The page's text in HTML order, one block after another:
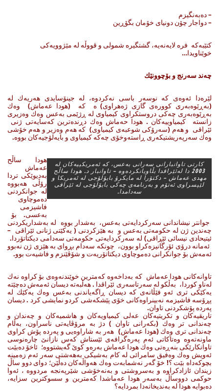
– ده‌به‌نگیزم
– دواجار چۆن دونیای خۆمان بگۆڕین
كتێبه‌كه‌ فره‌ لایه‌نه‌یه‌، گشتگیره‌ شمولی و قووڵه‌ له‌ مێژوویه‌كی
خوێناویدا…
چه‌ند سه‌رنج و بۆچوونێك
لێره‌دا ئه‌وه‌ی كه‌ نوسه‌ر باسی نه‌كردوه‌، له‌ جینۆسایدی هه‌ریه‌ك له‌
(به‌ڕێوه‌به‌ری كووره‌ی گازی ژه‌هراوی) ه كه‌ (هودا عه‌ماش) وه‌ك
به‌ڕێوه‌به‌ری چه‌كی دروستكراوی كیمیاوی له‌ ڕژێمی به‌عس وه‌ك وه‌زیری
زانسته‌ كیمیاوییه‌كان . هودا حه‌ماش وه‌ك دڕنده‌ترین كه‌سایه‌تی ژنی
ئێراقی و هه‌م (سه‌رۆكی شوعبه‌ی كیمیاوی) كه‌ هه‌م وه‌زیر و هه‌م خۆشی
وه‌ك سه‌رپه‌ریشتیكه‌ری ڕاسته‌وخۆی چه‌كه‌ كیمیاوی و بایه‌لۆجیه‌كان بووه‌.
كارتی تاوانبارانی سه‌رانی به‌عس، كه‌ ئه‌مریكییه‌كان له
2003 دا له‌ئێراقدا بڵاویانكرده‌وه‌ – تاوانبار د. هودا ساڵح
مهدی عه‌ماش – دكتۆرا له‌ مایكرۆ بایۆلۆجی له‌ ئه‌مریكا و
لێپسراوی ئه‌تۆم و به‌رنامه‌ی چه‌كی بایۆلۆجی له‌ ئێراقی
سه‌دامدا.
هودا ساڵح
عه‌ماش
به‌دیوێكی تردا
رۆڵی هه‌بووه‌
له‌ جوانكردنی
ده‌موچاوی
فاشیزمی
به‌عسی. بۆ
جوانتر نیشاندانی سه‌ركردایه‌تی به‌عس، به‌شدار بووه‌ له‌ به‌شداریكردنی
چه‌ندین ژن له‌ حكومه‌تی به‌عس و به‌ هێزكردنی ( یه‌كێتی ژنانی ئێراقی –
ئیتیحادی نیسائی ئێڕاقی) له‌ سه‌ركردایه‌تی حكومه‌تی سه‌دامی دیكتاتۆردا.
ئه‌مانه‌ درۆی ئۆرگانیزه‌كراو بوون، چونكه‌ سه‌دام بڕوای به‌ هێزی ژن نه‌بوو
ئه‌مه‌ش بۆ جوانكرانی ده‌موچاوی دیكتاتۆریه‌ت و شۆڤێنزم و فاشیه‌ت بوو.
تاوانه‌كانی هودا عه‌ماش كه‌ به‌داخه‌وه‌ كه‌مترین خوێندنه‌وه‌ی بۆ كراوه‌ نه‌ك
له‌ناو كوردا، به‌ڵكو له‌ سه‌رتاسه‌ری ئێراقدا . هه‌ڵبه‌ته‌ دیسان ئه‌مه‌ش ده‌چێته‌
یه‌كێكی تری ئه‌و فێڵانه‌ی كه‌ دیسان ڕاگه‌یاندنی به‌عس وه‌ك یه‌كێك له‌
پڕۆسه‌ فاشیزمه‌ نه‌بینراوه‌كانی خۆی پێشكه‌شی كردو نمایشی كرد . دیسان
په‌رده‌ پۆشكردنی تاوان.
تاریقیه‌كان و تكریتیه‌كان عه‌لی كیمیاویه‌كان و هاشمیه‌كان و چه‌ندان و
چه‌ندانی تر وه‌ك (بكه‌رانی تاوان ) دژ به‌ مرۆڤایه‌تی ناسراون، به‌ڵام
چه‌ندانی تری وه‌ك (هودا عه‌ماش) هه‌ر به‌ شاراوه‌یی و په‌رده‌ پۆش كراوی
ماونه‌ته‌وه‌ وه‌تاكاتی ئه‌م په‌ره‌گرافه‌ی ئێستاش كه‌س نازانێ چاره‌نوسی
تاوانكارێكی بنه‌ڕه‌تی وه‌ك هودا عه‌ماش به‌ره‌و كوێ گه‌یشتووه‌؛ ئاخۆ ده‌بێت
ئه‌ویش وه‌ك وه‌فیق سامرائی له‌ كام به‌شیكی به‌هه‌شتی سه‌ر ئه‌م زه‌مینه‌
بچوكه‌داه بێت ؟! خۆ گه‌ر نه‌شمابه‌ت وه‌ك هه‌واڵه‌كان ده‌ڵێن؛ دوای دوو ساڵ
زیندان ئازادكراوه‌ و به‌سروشتی و به‌نه‌خۆشی شێرپه‌نجه‌ مردووه‌ ، ئه‌وا
حوكمی دووساڵ به‌سه‌ر هودا عه‌ماشدا كه‌مترین و سسوكترین سزایه‌،
ده‌بوایه‌ هودا له‌ به‌ندیخانه‌دا بمردایه‌؟